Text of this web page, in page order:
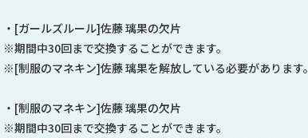
・[ガールズルール]佐藤 璃果の欠片
※期間中30回まで交換することができます。
※[制服のマネキン]佐藤 璃果を解放している必要があります。
・[制服のマネキン]佐藤 璃果の欠片
※期間中30回まで交換することができます。